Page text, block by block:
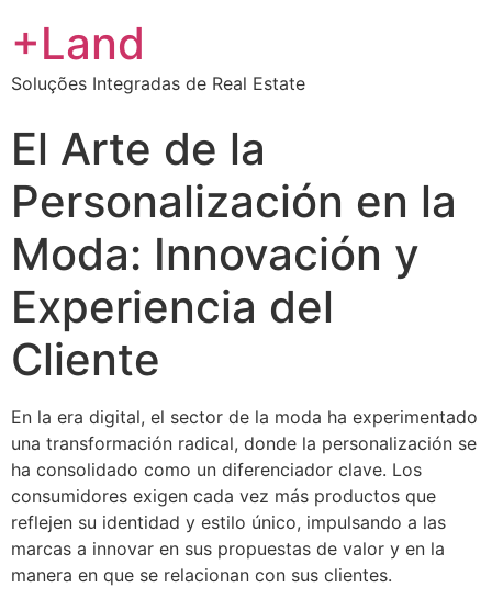
+Land
Soluções Integradas de Real Estate
El Arte de la
Personalización en la
Moda: Innovación y
Experiencia del
Cliente
En la era digital, el sector de la moda ha experimentado
una transformación radical, donde la personalización se
ha consolidado como un diferenciador clave. Los
consumidores exigen cada vez más productos que
reflejen su identidad y estilo único, impulsando a las
marcas a innovar en sus propuestas de valor y en la
manera en que se relacionan con sus clientes.